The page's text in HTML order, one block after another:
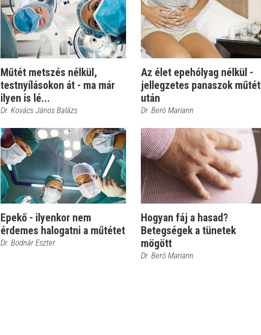
Műtét metszés nélkül,
testnyílásokon át - ma már
ilyen is lé...
Dr. Kovács János Balázs
Az élet epehólyag nélkül -
jellegzetes panaszok műtét
után
Dr. Beró Mariann
Epekő - ilyenkor nem
érdemes halogatni a műtétet
Dr. Bodnár Eszter
Hogyan fáj a hasad?
Betegségek a tünetek
mögött
Dr. Beró Mariann